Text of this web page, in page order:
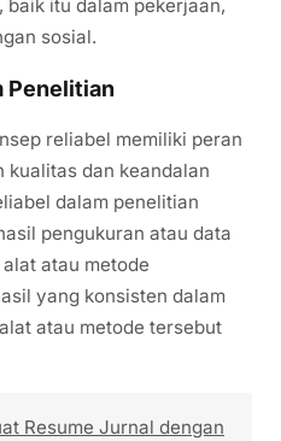
baik itu dalam pekerjaan,
sosial.
Penelitian
reliabel memiliki peran
kualitas dan keandalan
dalam penelitian
pengukuran atau data
atau metode
yang konsisten dalam
atau metode tersebut
Resume Jurnal dengan